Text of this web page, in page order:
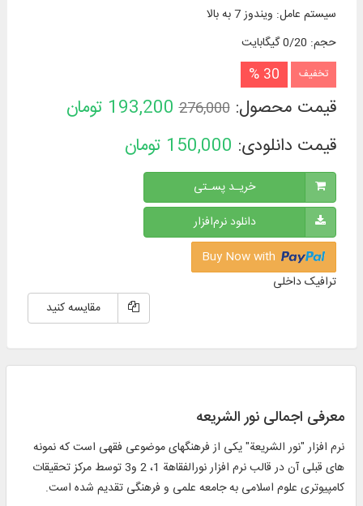
سیستم عامل: ویندوز 7 به بالا
حجم: 0/20 گیگابایت
تخفیف 30 %
قیمت محصول:276,000
193,200 تومان
قیمت دانلودی: 150,000 تومان
خریـد پسـتی
دانلود نرم‌افزار
ترافیک داخلی
مقایسه کنید
معرفی اجمالی نور الشریعه
نرم‏ افزار "نور الشريعة" يكى از فرهنگ‏هاى موضوعى فقهى است كه نمونه‏
هاى قبلى آن در قالب نرم ‏افزار نورالفقاهة 1، 2 و3 توسط مركز تحقيقات
كامپيوترى علوم اسلامى به جامعه علمى و فرهنگى تقديم شده است.